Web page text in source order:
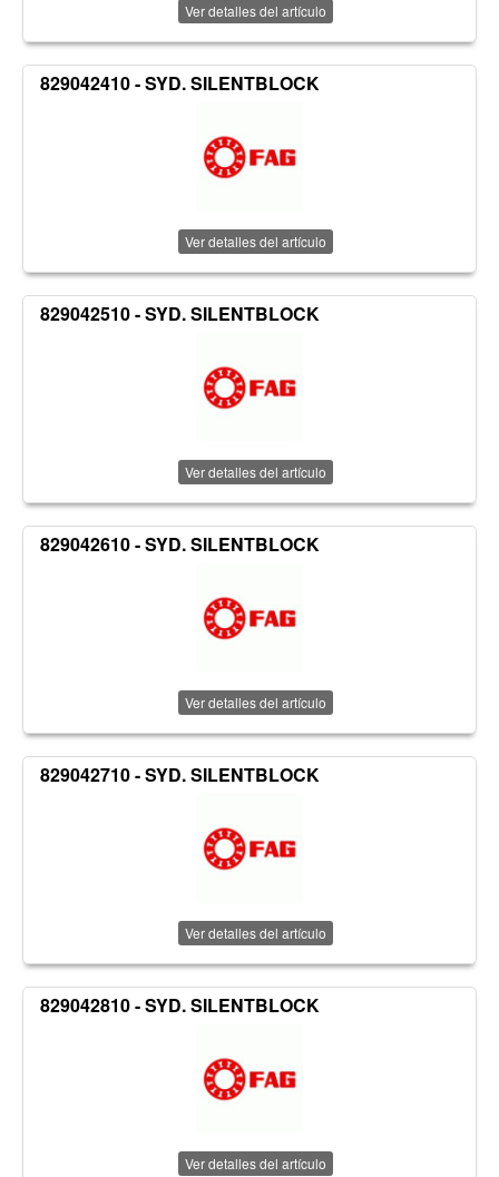
Ver detalles del artículo
829042410 - SYD. SILENTBLOCK
Ver detalles del artículo
829042510 - SYD. SILENTBLOCK
Ver detalles del artículo
829042610 - SYD. SILENTBLOCK
Ver detalles del artículo
829042710 - SYD. SILENTBLOCK
Ver detalles del artículo
829042810 - SYD. SILENTBLOCK
Ver detalles del artículo